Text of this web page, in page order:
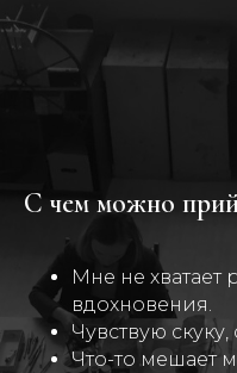
С чем можно
Мне не хватает
вдохновения.
Чувствую скуку,
Что-то мешает